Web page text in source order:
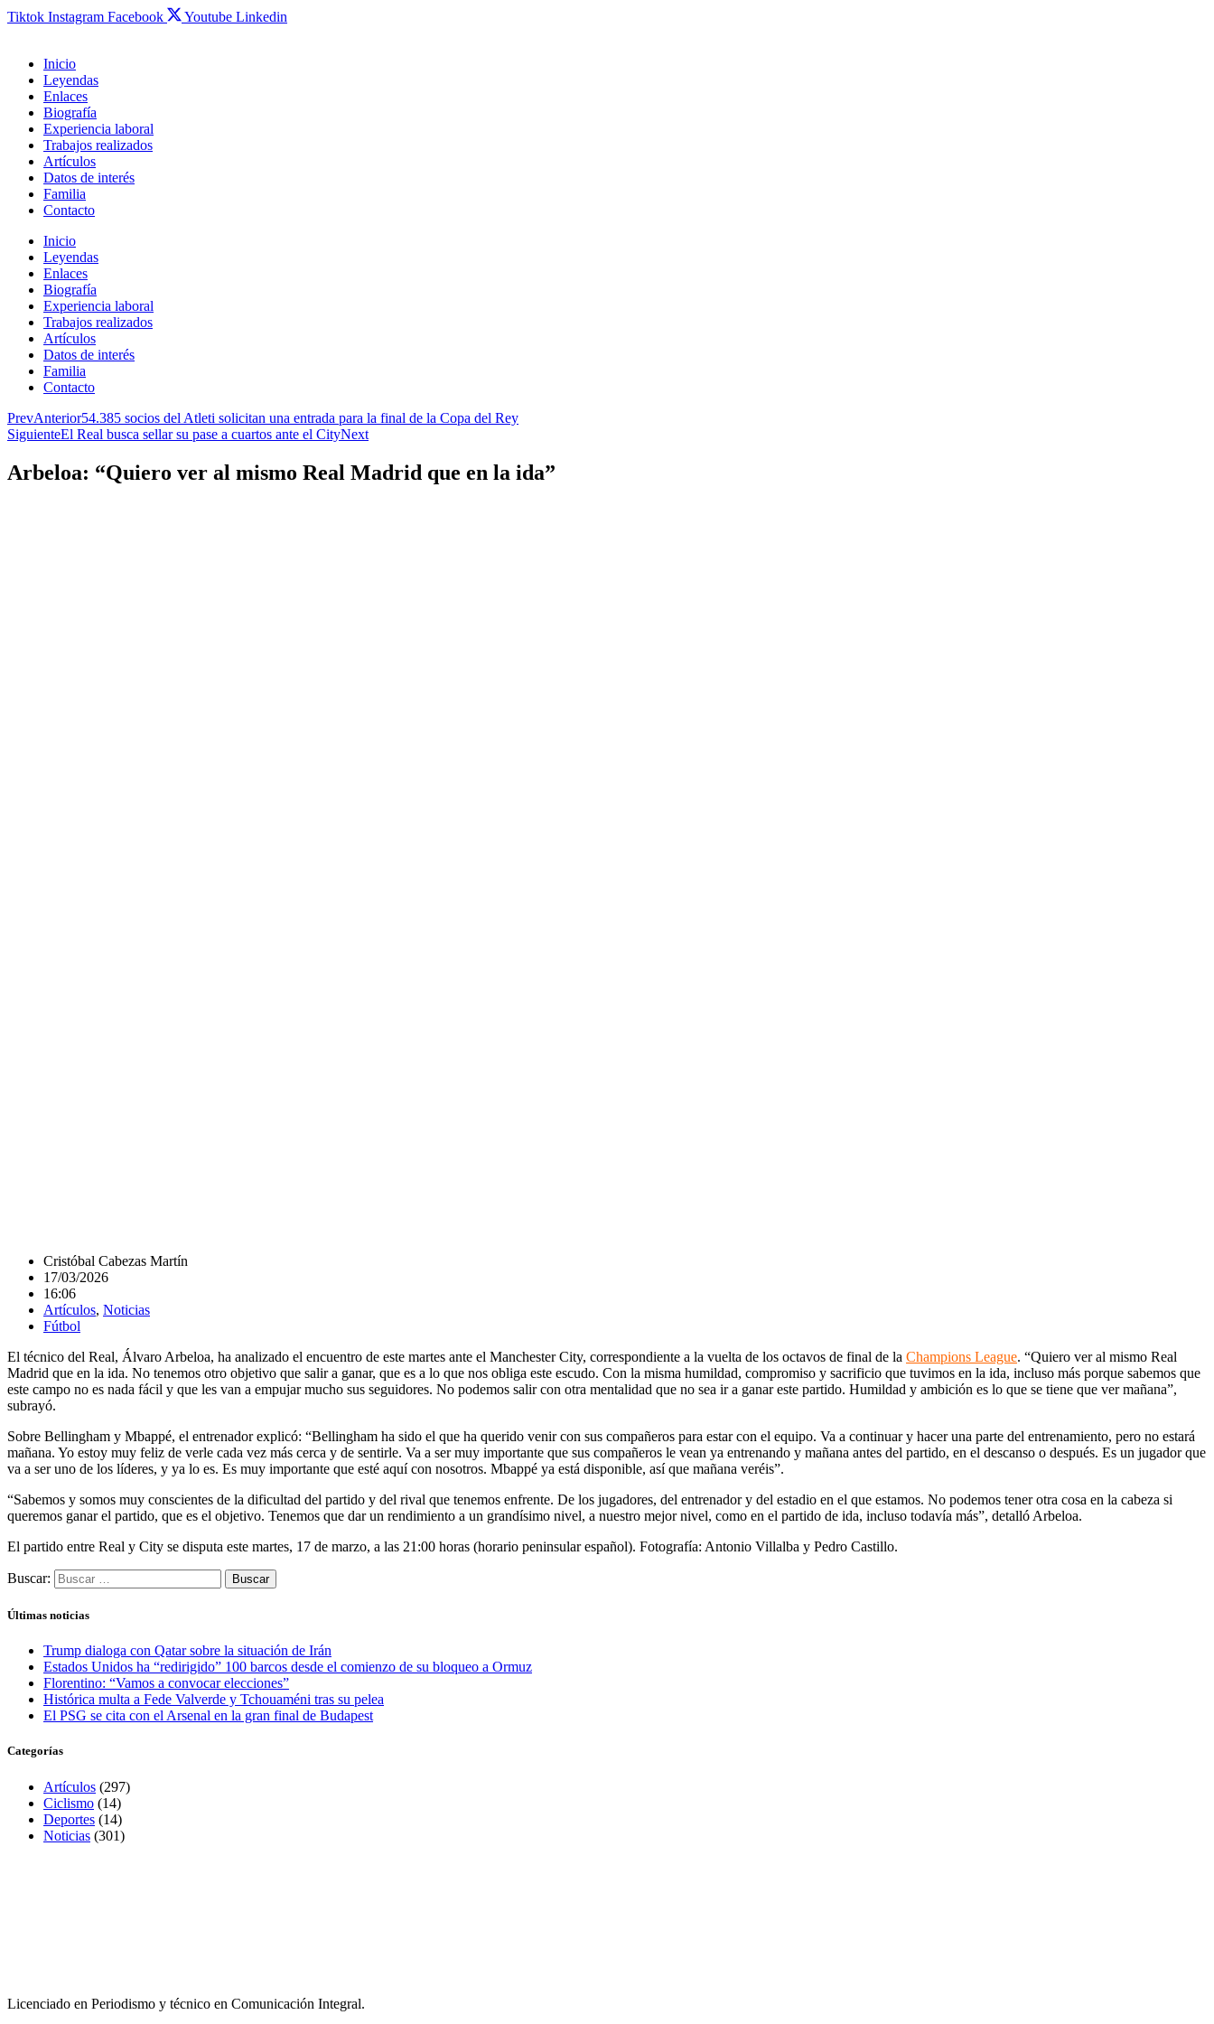
Tiktok Instagram Facebook Youtube Linkedin
Inicio
Leyendas
Enlaces
Biografía
Experiencia laboral
Trabajos realizados
Artículos
Datos de interés
Familia
Contacto
Inicio
Leyendas
Enlaces
Biografía
Experiencia laboral
Trabajos realizados
Artículos
Datos de interés
Familia
Contacto
PrevAnterior54.385 socios del Atleti solicitan una entrada para la final de la Copa del Rey
SiguienteEl Real busca sellar su pase a cuartos ante el CityNext
Arbeloa: “Quiero ver al mismo Real Madrid que en la ida”
Cristóbal Cabezas Martín
17/03/2026
16:06
Artículos, Noticias
Fútbol
El técnico del Real, Álvaro Arbeloa, ha analizado el encuentro de este martes ante el Manchester City, correspondiente a la vuelta de los octavos de final de la Champions League. “Quiero ver al mismo Real
Madrid que en la ida. No tenemos otro objetivo que salir a ganar, que es a lo que nos obliga este escudo. Con la misma humildad, compromiso y sacrificio que tuvimos en la ida, incluso más porque sabemos que
este campo no es nada fácil y que les van a empujar mucho sus seguidores. No podemos salir con otra mentalidad que no sea ir a ganar este partido. Humildad y ambición es lo que se tiene que ver mañana”,
subrayó.
Sobre Bellingham y Mbappé, el entrenador explicó: “Bellingham ha sido el que ha querido venir con sus compañeros para estar con el equipo. Va a continuar y hacer una parte del entrenamiento, pero no estará
mañana. Yo estoy muy feliz de verle cada vez más cerca y de sentirle. Va a ser muy importante que sus compañeros le vean ya entrenando y mañana antes del partido, en el descanso o después. Es un jugador que
va a ser uno de los líderes, y ya lo es. Es muy importante que esté aquí con nosotros. Mbappé ya está disponible, así que mañana veréis”.
“Sabemos y somos muy conscientes de la dificultad del partido y del rival que tenemos enfrente. De los jugadores, del entrenador y del estadio en el que estamos. No podemos tener otra cosa en la cabeza si
queremos ganar el partido, que es el objetivo. Tenemos que dar un rendimiento a un grandísimo nivel, a nuestro mejor nivel, como en el partido de ida, incluso todavía más”, detalló Arbeloa.
El partido entre Real y City se disputa este martes, 17 de marzo, a las 21:00 horas (horario peninsular español). Fotografía: Antonio Villalba y Pedro Castillo.
Buscar:
Últimas noticias
Trump dialoga con Qatar sobre la situación de Irán
Estados Unidos ha “redirigido” 100 barcos desde el comienzo de su bloqueo a Ormuz
Florentino: “Vamos a convocar elecciones”
Histórica multa a Fede Valverde y Tchouaméni tras su pelea
El PSG se cita con el Arsenal en la gran final de Budapest
Categorías
Artículos (297)
Ciclismo (14)
Deportes (14)
Noticias (301)
Licenciado en Periodismo y técnico en Comunicación Integral.